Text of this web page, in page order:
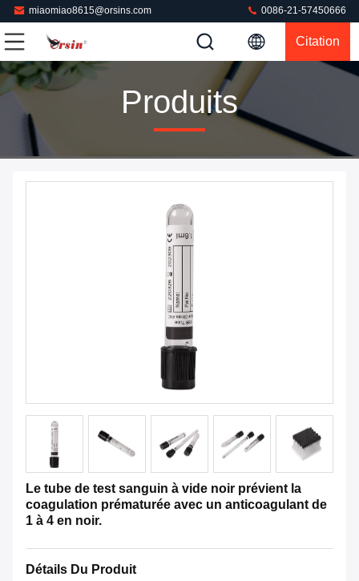
miaomiao8615@orsins.com 0086-21-57450666
Citation
Produits
Le tube de test sanguin à vide noir prévient la
coagulation prématurée avec un anticoagulant de
1 à 4 en noir.
Détails Du Produit